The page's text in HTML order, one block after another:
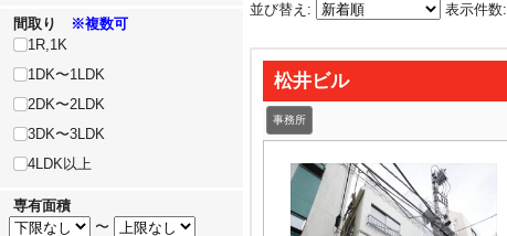
並び替え: 表示件数:
松井ビル
事務所
間取り
※複数可
1R,1K
1DK〜1LDK
2DK〜2LDK
3DK〜3LDK
4LDK以上
専有面積
〜